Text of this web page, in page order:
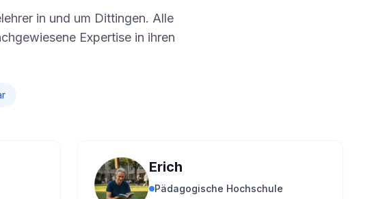
in und um Dittingen. Alle
Expertise in ihren
Erich
Pädagogische Hochschule